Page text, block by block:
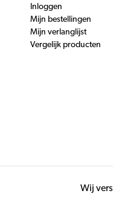
Inloggen
Mijn bestellingen
Mijn verlanglijst
Vergelijk producten
Wij